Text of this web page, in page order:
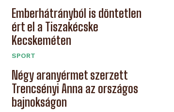
Emberhátrányból is döntetlen
ért el a Tiszakécske
Kecskeméten
SPORT
Négy aranyérmet szerzett
Trencsényi Anna az országos
bajnokságon